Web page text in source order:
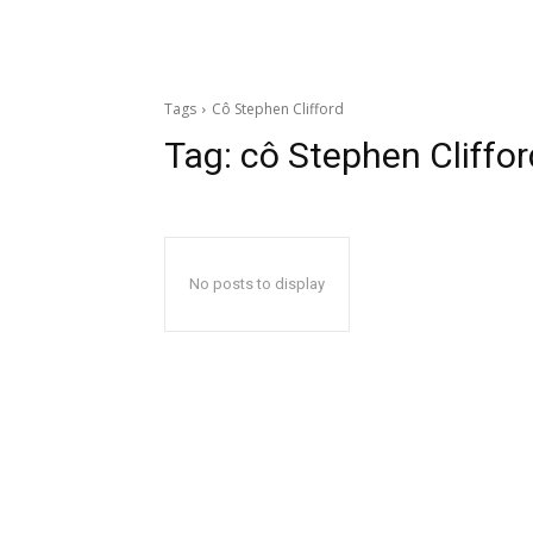
Tags Cô Stephen Clifford
Tag: cô Stephen
No posts to display